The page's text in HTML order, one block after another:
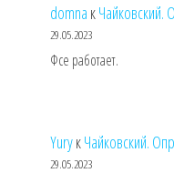
domna кЧайковский.
29.05.2023
Фсе работает.
YuryкЧайковский.
29.05.2023